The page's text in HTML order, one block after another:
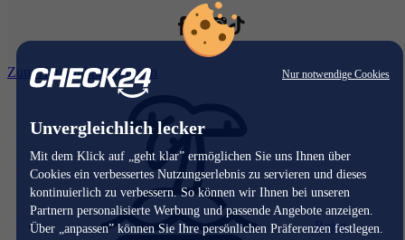
Nur notwendige Cookies
Unvergleichlich lecker
Mit dem Klick auf „geht klar” ermöglichen Sie uns Ihnen über
Cookies ein verbessertes Nutzungserlebnis zu servieren und dieses
kontinuierlich zu verbessern. So können wir Ihnen bei unseren
Partnern personalisierte Werbung und passende Angebote anzeigen.
Über „anpassen” können Sie Ihre persönlichen Präferenzen festlegen.
Zum Hauptinhalt springen
Reise